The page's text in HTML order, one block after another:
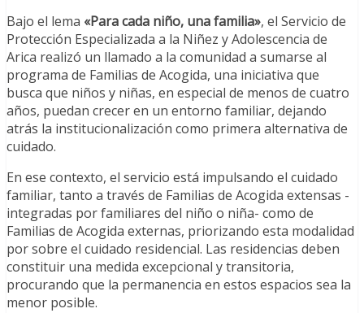
Bajo el lema «Para cada niño, una familia», el Servicio de
Protección Especializada a la Niñez y Adolescencia de
Arica realizó un llamado a la comunidad a sumarse al
programa de Familias de Acogida, una iniciativa que
busca que niños y niñas, en especial de menos de cuatro
años, puedan crecer en un entorno familiar, dejando
atrás la institucionalización como primera alternativa de
cuidado.
En ese contexto, el servicio está impulsando el cuidado
familiar, tanto a través de Familias de Acogida extensas -
integradas por familiares del niño o niña- como de
Familias de Acogida externas, priorizando esta modalidad
por sobre el cuidado residencial. Las residencias deben
constituir una medida excepcional y transitoria,
procurando que la permanencia en estos espacios sea la
menor posible.